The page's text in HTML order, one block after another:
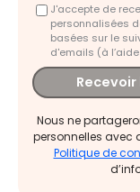
J'accepte de
personnalisées
basées sur le
d'emails (à
Nous ne
personnelles avec
Politique de